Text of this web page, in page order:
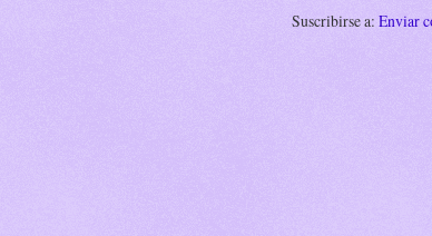
Suscribirse a: Enviar